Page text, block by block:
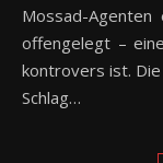
Mossad-
offengelegt –
kontrovers ist. Die
Schlag…